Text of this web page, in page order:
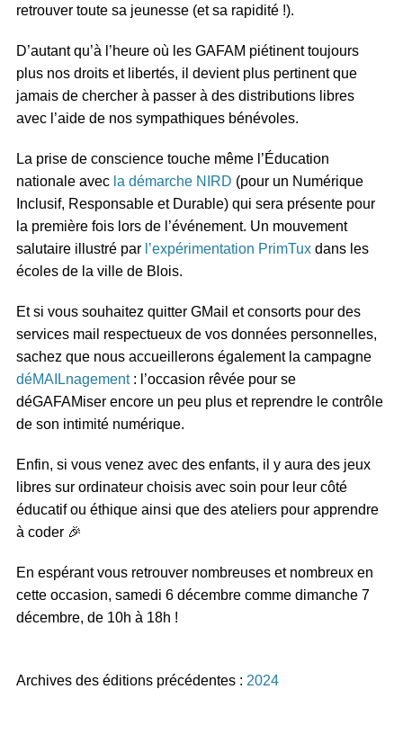
retrouver toute sa jeunesse (et sa rapidité !).
D’autant qu’à l’heure où les GAFAM piétinent toujours
plus nos droits et libertés, il devient plus pertinent que
jamais de chercher à passer à des distributions libres
avec l’aide de nos sympathiques bénévoles.
La prise de conscience touche même l’Éducation
nationale avec la démarche NIRD (pour un Numérique
Inclusif, Responsable et Durable) qui sera présente pour
la première fois lors de l’événement. Un mouvement
salutaire illustré par l’expérimentation PrimTuxdans les
écoles de la ville de Blois.
Et si vous souhaitez quitter GMail et consorts pour des
services mail respectueux de vos données personnelles,
sachez que nous accueillerons également la campagne
déMAILnagement: l’occasion rêvée pour se
déGAFAMiser encore un peu plus et reprendre le contrôle
de son intimité numérique.
Enfin, si vous venez avec des enfants, il y aura des jeux
libres sur ordinateur choisis avec soin pour leur côté
éducatif ou éthique ainsi que des ateliers pour apprendre
à coder 🎉
En espérant vous retrouver nombreuses et nombreux en
cette occasion, samedi 6 décembre comme dimanche 7
décembre, de 10h à 18h !
Archives des éditions précédentes : 2024